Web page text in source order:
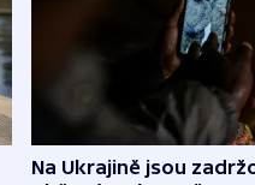
Na Ukrajině jsou